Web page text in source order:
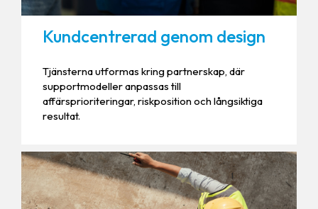
Kundcentrerad genom design
Tjänsterna utformas kring partnerskap, där
supportmodeller anpassas till
affärsprioriteringar, riskposition och långsiktiga
resultat.